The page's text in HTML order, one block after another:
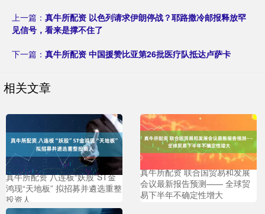
上一篇： 真牛所配资 以色列请求伊朗停战？耶路撒冷邮报释放罕
见信号，看来是撑不住了
下一篇： 真牛所配资 中国援赞比亚第26批医疗队抵达卢萨卡
相关文章
真牛所配资 八连板“妖股”ST金
鸿现“天地板” 拟招募并遴选重整
投资人
真牛所配资 联合国贸易和发展
会议最新报告预测—— 全球贸
易下半年不确定性增大